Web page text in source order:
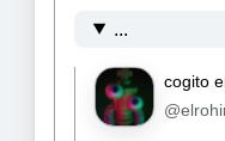
...
cogito